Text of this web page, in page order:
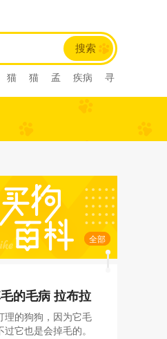
搜索
猫 猫 孟 疾病
寻
索马里猫
塞尔凯
雪鞋猫 雪鞋猫
英国长
猫 英国短毛猫
中华
狸花猫 中国 中国
田
色短毛猫 中国
斯
菲 布偶 布偶
加菲
全部
的毛病 拉布拉
理的狗狗，因为它毛
它也是会掉毛的。